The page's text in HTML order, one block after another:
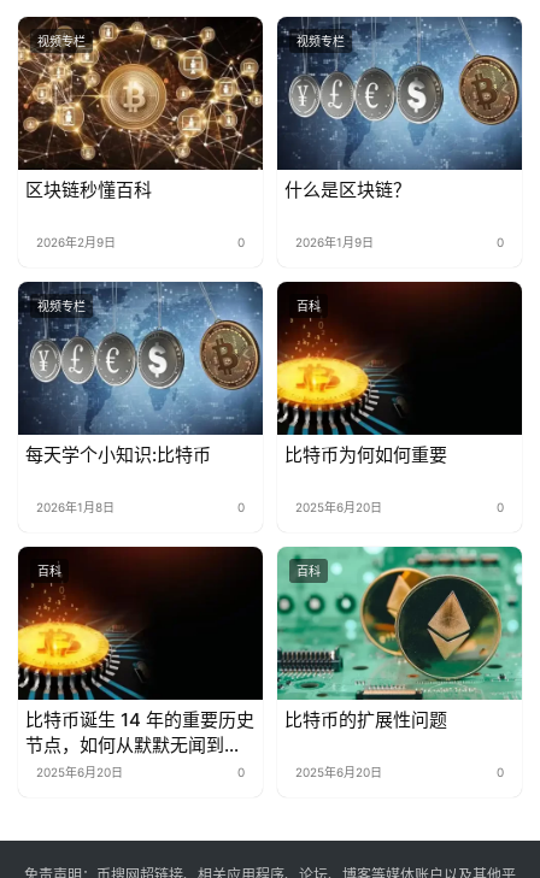
视频专栏
区块链秒懂百科
2026年2月9日 0
视频专栏
什么是区块链？
2026年1月9日 0
视频专栏
每天学个小知识:比特币
2026年1月8日 0
百科
比特币为何如何重要
2025年6月20日 0
百科
比特币诞生 14 年的重要历史
节点，如何从默默无闻到全
球关注
2025年6月20日 0
百科
比特币的扩展性问题
2025年6月20日 0